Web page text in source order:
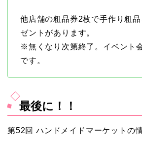
他店舗の粗品券2枚で手作り粗
ゼントがあります。
※無くなり次第終了。イベント
です。
最後に！！
第52回 ハンドメイドマーケットの